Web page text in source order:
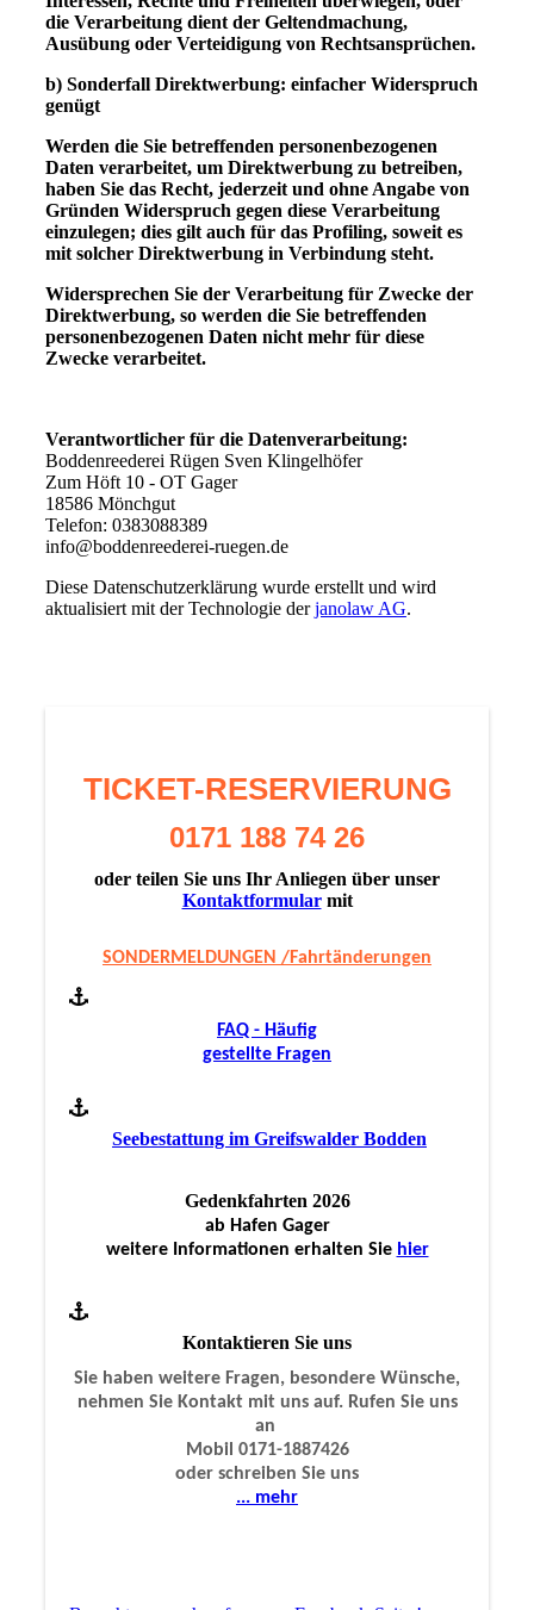
die Verarbeitung dient der Geltendmachung,
Ausübung oder Verteidigung von Rechtsansprüchen.
b) Sonderfall Direktwerbung: einfacher Widerspruch
genügt
Werden die Sie betreffenden personenbezogenen
Daten verarbeitet, um Direktwerbung zu betreiben,
haben Sie das Recht, jederzeit und ohne Angabe von
Gründen Widerspruch gegen diese Verarbeitung
einzulegen; dies gilt auch für das Profiling, soweit es
mit solcher Direktwerbung in Verbindung steht.
Widersprechen Sie der Verarbeitung für Zwecke der
Direktwerbung, so werden die Sie betreffenden
personenbezogenen Daten nicht mehr für diese
Zwecke verarbeitet.
Verantwortlicher für die Datenverarbeitung:
Boddenreederei Rügen Sven Klingelhöfer
Zum Höft 10 - OT Gager
18586 Mönchgut
Telefon: 0383088389
info@boddenreederei-ruegen.de
Diese Datenschutzerklärung wurde erstellt und wird
aktualisiert mit der Technologie derjanolaw AG.
TICKET-RESERVIERUNG
0171 188 74 26
oder teilen Sie uns Ihr Anliegen über unser
Kontaktformularmit
SONDERMELDUNGEN /Fahrtänderungen
FAQ - Häufig
gestellte Fragen
Seebestattung im Greifswalder Bodden
Gedenkfahrten 2026
ab Hafen Gager
weitere Informationen erhalten Sie hier
Kontaktieren Sie uns
Sie haben weitere Fragen, besondere Wünsche,
nehmen Sie Kontakt mit uns auf. Rufen Sie uns
an
Mobil 0171-1887426
oder schreiben Sie uns
... mehr